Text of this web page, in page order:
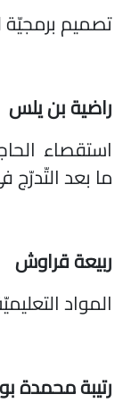
تصميم برمجيّة
راضية بن يلس
استقصاء
ما بعد التّدرّج
ربيعة قراوش
المواد
رتيبة محمدة